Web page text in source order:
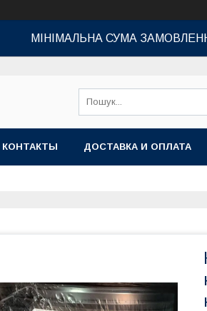
МІНІМАЛЬНА СУМА
КОНТАКТЫ ДОСТАВКА И ОПЛАТА